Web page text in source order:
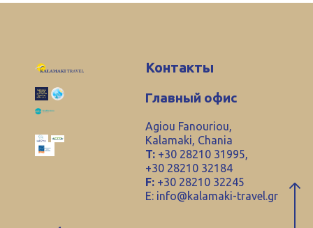
Контакты
Главный офис
Agiou Fanouriou,
Kalamaki, Chania
T: +30 28210 31995,
+30 28210 32184
F: +30 28210 32245
E: info@kalamaki-travel.gr